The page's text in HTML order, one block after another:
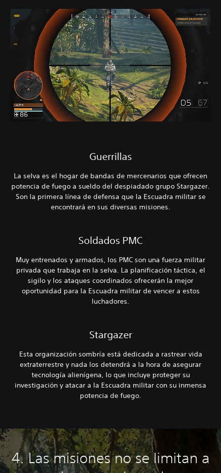
Guerrillas
La selva es el hogar de bandas de mercenarios que ofrecen
potencia de fuego a sueldo del despiadado grupo Stargazer.
Son la primera línea de defensa que la Escuadra militar se
encontrará en sus diversas misiones.
Soldados PMC
Muy entrenados y armados, los PMC son una fuerza militar
privada que trabaja en la selva. La planificación táctica, el
sigilo y los ataques coordinados ofrecerán la mejor
oportunidad para la Escuadra militar de vencer a estos
luchadores.
Stargazer
Esta organización sombría está dedicada a rastrear vida
extraterrestre y nada los detendrá a la hora de asegurar
tecnología alienígena, lo que incluye proteger su
investigación y atacar a la Escuadra militar con su inmensa
potencia de fuego.
4. Las misiones no se limitan a